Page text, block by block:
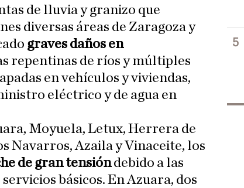
de lluvia y granizo que
diversas áreas de Zaragoza y
graves daños en
repentinas de ríos y múltiples
en vehículos y viviendas,
eléctrico y de agua en
Moyuela, Letux, Herrera de
Navarros, Azaila y Vinaceite, los
de gran tensióndebido a las
básicos. En Azuara, dos